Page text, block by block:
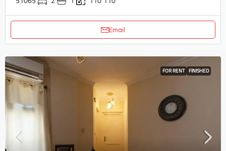
Email
FOR RENT FINISHED